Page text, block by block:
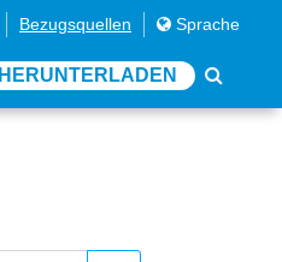
Bezugsquellen Sprache
HERUNTERLADEN